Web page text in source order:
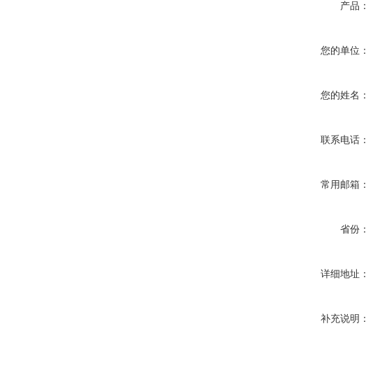
产品：
您的单位：
您的姓名：
联系电话：
常用邮箱：
省份：
详细地址：
补充说明：